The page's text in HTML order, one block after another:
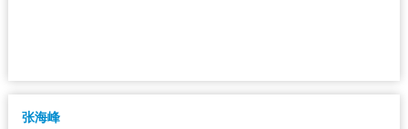
张海峰